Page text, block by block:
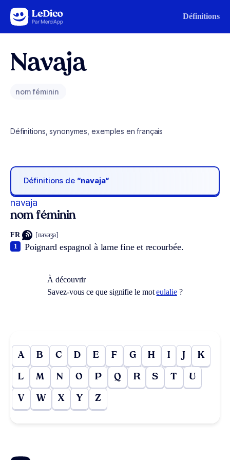
Aller au contenu Définitions
Navaja
nom féminin
Définitions, synonymes, exemples en français
Définitions de “navaja“
navaja
nom féminin
FR [navaʒa]
Poignard espagnol à lame fine et recourbée.
1
À découvrir
Savez-vous ce que signifie le moteulalie?
A B C D E F G H I J K
L M N O P Q R S T U
V W X Y Z